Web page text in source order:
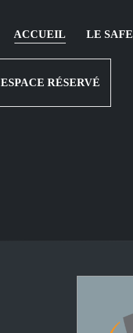
ACCUEIL LE SAFE
ESPACE RÉSERVÉ